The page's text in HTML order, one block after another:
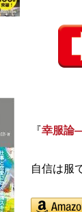
『幸服論
自信は服